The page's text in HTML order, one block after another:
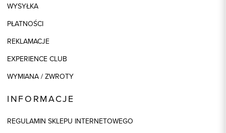
WYSYŁKA
PŁATNOŚCI
REKLAMACJE
EXPERIENCE CLUB
WYMIANA / ZWROTY
INFORMACJE
REGULAMIN SKLEPU INTERNETOWEGO